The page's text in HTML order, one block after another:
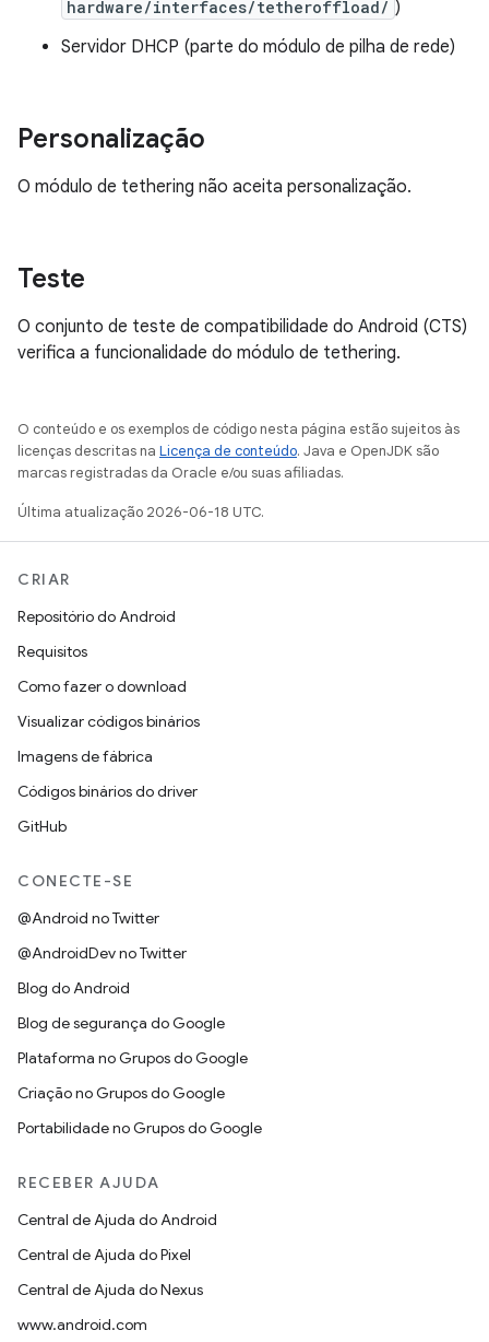
hardware/interfaces/tetheroffload/ )
Servidor DHCP (parte do módulo de pilha de rede)
Personalização
O módulo de tethering não aceita personalização.
Teste
O conjunto de teste de compatibilidade do Android (CTS)
verifica a funcionalidade do módulo de tethering.
O conteúdo e os exemplos de código nesta página estão sujeitos às
licenças descritas na Licença de conteúdo. Java e OpenJDK são
marcas registradas da Oracle e/ou suas afiliadas.
Última atualização 2026-06-18 UTC.
CRIAR
Repositório do Android
Requisitos
Como fazer o download
Visualizar códigos binários
Imagens de fábrica
Códigos binários do driver
GitHub
CONECTE-SE
@Android no Twitter
@AndroidDev no Twitter
Blog do Android
Blog de segurança do Google
Plataforma no Grupos do Google
Criação no Grupos do Google
Portabilidade no Grupos do Google
RECEBER AJUDA
Central de Ajuda do Android
Central de Ajuda do Pixel
Central de Ajuda do Nexus
www.android.com